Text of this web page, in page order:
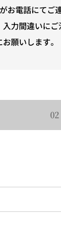
電話にてご
力間違いにご
願いします。
02